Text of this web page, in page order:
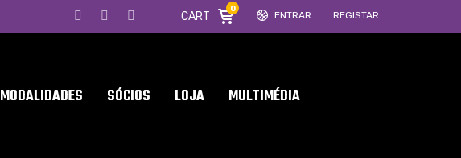
ENTRAR REGISTAR
CART
0
MODALIDADES SÓCIOS LOJA MULTIMÉDIA